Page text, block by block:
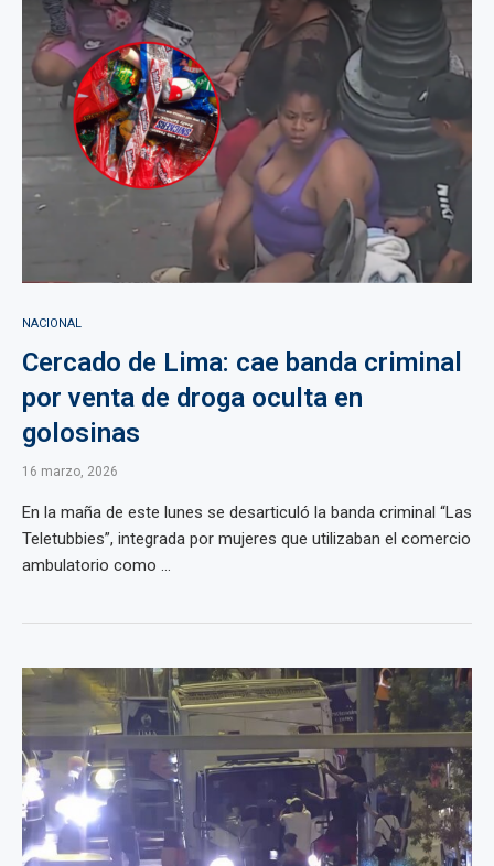
NACIONAL
Cercado de Lima: cae banda criminal
por venta de droga oculta en
golosinas
16 marzo, 2026
En la maña de este lunes se desarticuló la banda criminal “Las
Teletubbies”, integrada por mujeres que utilizaban el comercio
ambulatorio como ...